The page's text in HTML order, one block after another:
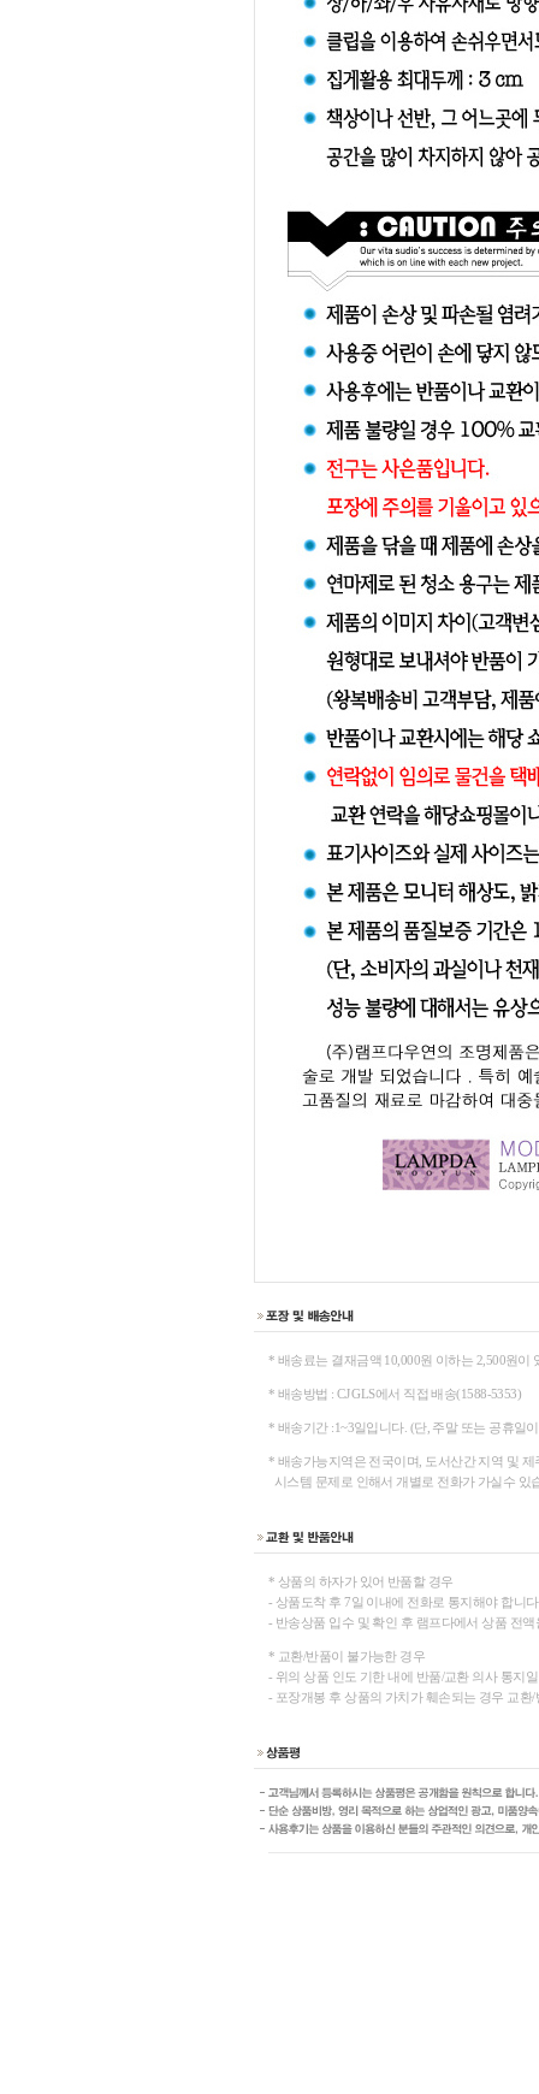
* 배송료는 결재금액 10,000원 이하는 2,500원이
* 배송방법 : CJ GLS에서 직접 배송(1588-5353)
* 배송기간 :1~3일입니다. (단, 주말 또는 공휴일
* 배송가능지역은 전국이며, 도서산간 지역 및
시스템 문제로 인해서 개별로 전화가 가실수 있
* 상품의 하자가 있어 반품할 경우
- 상품도착 후 7일 이내에 전화로 통지해야 합니
- 반송상품 입수 및 확인 후 램프다에서 상품 전액
* 교환/반품이 불가능한 경우
- 위의 상품 인도 기한 내에 반품/교환 의사 통지
- 포장개봉 후 상품의 가치가 훼손되는 경우 교환